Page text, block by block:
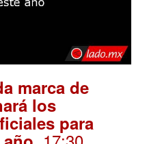
marca de
los
para